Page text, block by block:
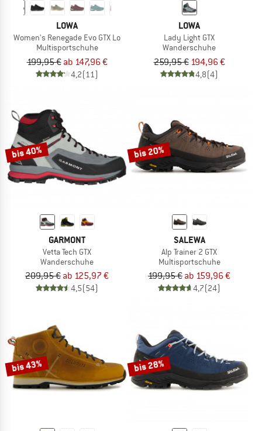
LOWA
Women's Renegade Evo GTX Lo
Multisportschuhe
199,95 € ab 147,96 €
4,2(11)
LOWA
Lady Light GTX
Wanderschuhe
259,95 € 194,96 €
4,8(4)
bis 40%
GARMONT
Vetta Tech GTX
Wanderschuhe
209,95 € ab 125,97 €
4,5(54)
bis 20%
SALEWA
Alp Trainer 2 GTX
Multisportschuhe
199,95 € ab 159,96 €
4,7(24)
bis 43% bis 28%